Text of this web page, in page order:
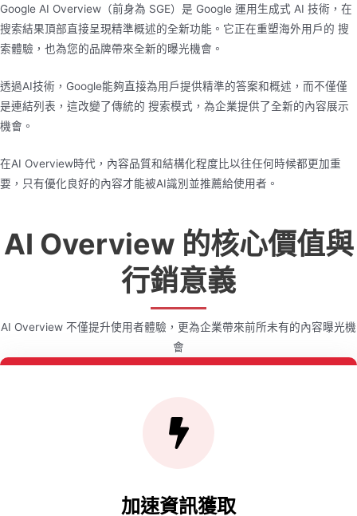
Google AI Overview（前身為 SGE）是 Google 運用生成式 AI 技術，在
搜索結果頂部直接呈現精準概述的全新功能。它正在重塑海外用戶的 搜
索體驗，也為您的品牌帶來全新的曝光機會。
透過AI技術，Google能夠直接為用戶提供精準的答案和概述，而不僅僅
是連結列表，這改變了傳統的 搜索模式，為企業提供了全新的內容展示
機會。
在AI Overview時代，內容品質和結構化程度比以往任何時候都更加重
要，只有優化良好的內容才能被AI識別並推薦給使用者。
AI Overview 的核心價值與
行銷意義
AI Overview 不僅提升使用者體驗，更為企業帶來前所未有的內容曝光機
會
加速資訊獲取